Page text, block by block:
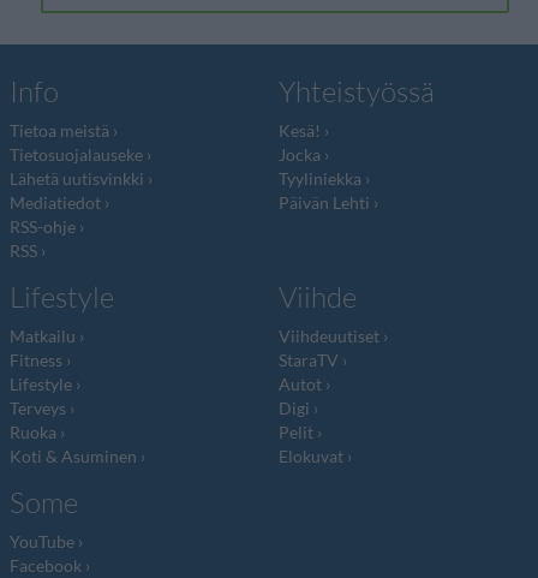
Info
Tietoa meistä
Tietosuojalauseke
Lähetä uutisvinkki
Mediatiedot
RSS-ohje
RSS
Yhteistyössä
Kesä!
Jocka
Tyyliniekka
Päivän Lehti
Lifestyle
Matkailu
Fitness
Lifestyle
Terveys
Ruoka
Koti & Asuminen
Viihde
Viihdeuutiset
StaraTV
Autot
Digi
Pelit
Elokuvat
Some
YouTube
Facebook